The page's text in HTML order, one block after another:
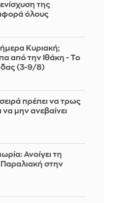
της
όλους
Κυριακή;
από την Ιθάκη - Το
(3-9/8)
πρέπει να τρως
μην ανεβαίνει
Ανοίγει τη
στην